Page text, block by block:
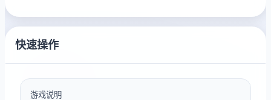
快速操作
游戏说明